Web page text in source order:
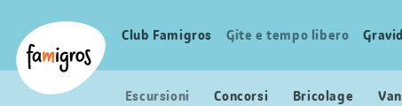
segnalibri
Logo
Navigazione
Club Famigros Gite e tempo libero
Escursioni Concorsi Bricolage